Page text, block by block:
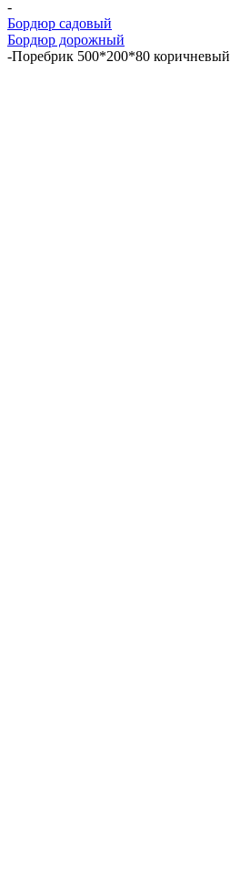
-
Бордюр садовый
Бордюр дорожный
-Поребрик 500*200*80 коричневый